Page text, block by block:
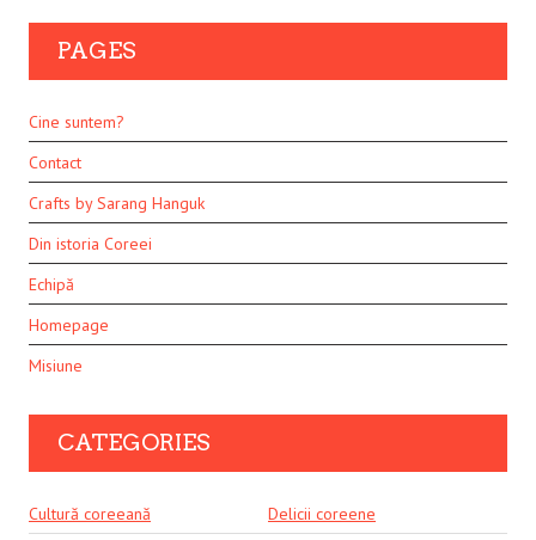
PAGES
Cine suntem?
Contact
Crafts by Sarang Hanguk
Din istoria Coreei
Echipă
Homepage
Misiune
CATEGORIES
Cultură coreeană
Delicii coreene